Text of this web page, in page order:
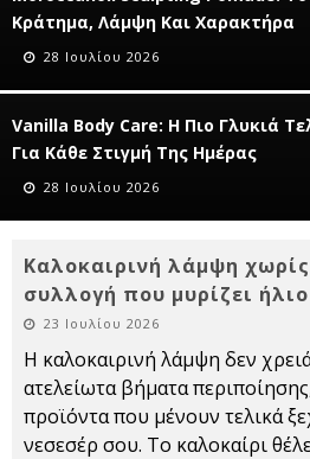
Κράτημα, Λάμψη Και Χαρακτήρα
28 Ιουλίου 2026
Vanilla Body Care: Η Πιο Γλυκιά
Για Κάθε Στιγμή Της Ημέρας
28 Ιουλίου 2026
Καλοκαιρινή λάμψη
συλλογή που μυρίζει
23 Ιουλίου 2026
Η καλοκαιρινή λάμψη δεν
ατελείωτα βήματα
προϊόντα που μένουν τελικά
νεσεσέρ σου. Το καλοκαίρι